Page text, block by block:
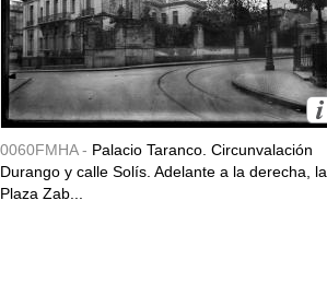
0060FMHA - Palacio Taranco. Circunvalación
Durango y calle Solís. Adelante a la derecha, la
Plaza Zab...